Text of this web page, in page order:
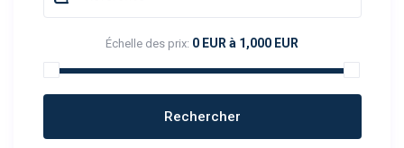
Échelle des prix: 0 EUR à 1,000 EUR